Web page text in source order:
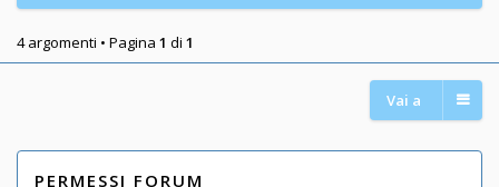
4 argomenti • Pagina 1 di 1
Vai a
PERMESSI FORUM